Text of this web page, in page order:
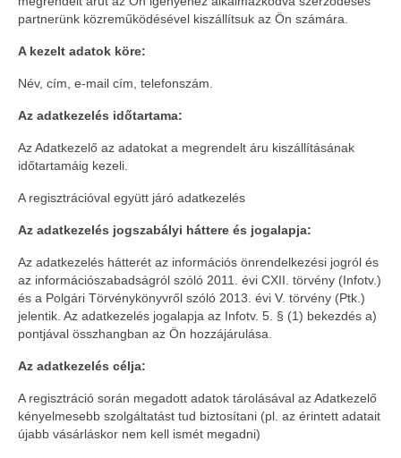
partnerünk közreműködésével kiszállítsuk az Ön számára.
A kezelt adatok köre:
Név, cím, e-mail cím, telefonszám.
Az adatkezelés időtartama:
Az Adatkezelő az adatokat a megrendelt áru kiszállításának
időtartamáig kezeli.
A regisztrációval együtt járó adatkezelés
Az adatkezelés jogszabályi háttere és jogalapja:
Az adatkezelés hátterét az információs önrendelkezési jogról és
az információszabadságról szóló 2011. évi CXII. törvény (Infotv.)
és a Polgári Törvénykönyvről szóló 2013. évi V. törvény (Ptk.)
jelentik. Az adatkezelés jogalapja az Infotv. 5. § (1) bekezdés a)
pontjával összhangban az Ön hozzájárulása.
Az adatkezelés célja:
A regisztráció során megadott adatok tárolásával az Adatkezelő
kényelmesebb szolgáltatást tud biztosítani (pl. az érintett adatait
újabb vásárláskor nem kell ismét megadni)